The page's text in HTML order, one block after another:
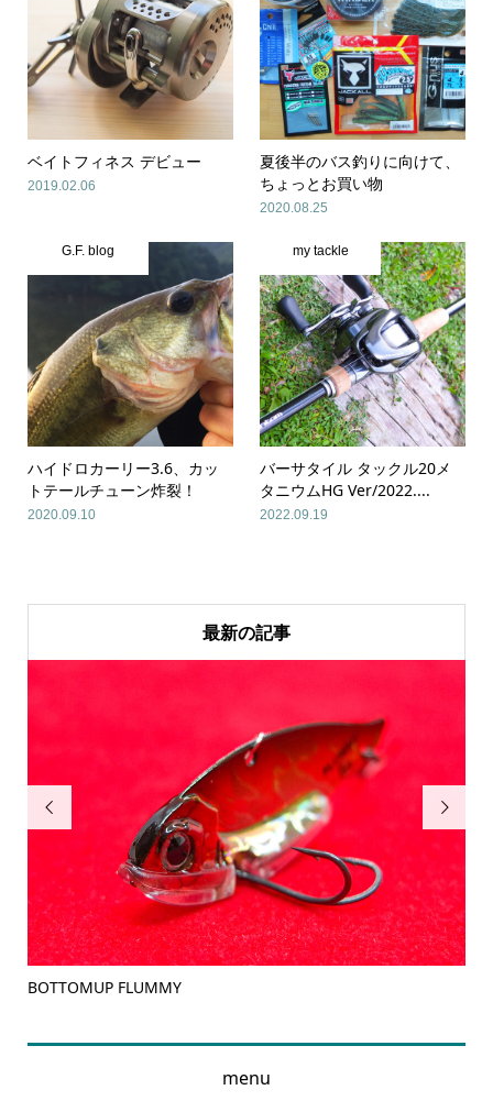
ベイトフィネス デビュー
2019.02.06
夏後半のバス釣りに向けて、
ちょっとお買い物
2020.08.25
G.F. blog
ハイドロカーリー3.6、カッ
トテールチューン炸裂！
2020.09.10
my tackle
バーサタイル タックル20メ
タニウムHG Ver/2022....
2022.09.19
最新の記事

BOTTOMUP FLUMMY

menu